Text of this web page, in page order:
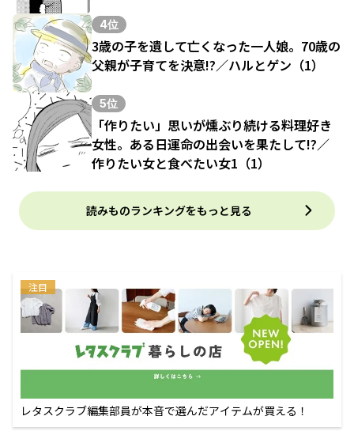
4位
3歳の子を遺して亡くなった一人娘。70歳の
父親が子育てを決意!?／ハルとゲン（1）
5位
「作りたい」思いが燻ぶり続ける料理好き
女性。ある日運命の出会いを果たして!?／
作りたい女と食べたい女1（1）
読みものランキングをもっと見る
注目
レタスクラブ編集部員が本音で選んだアイテムが買える！